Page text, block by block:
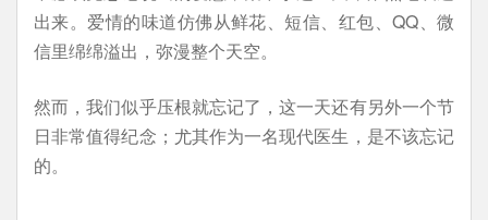
出来。爱情的味道仿佛从鲜花、短信、红包、QQ、微
信里绵绵溢出，弥漫整个天空。
然而，我们似乎压根就忘记了，这一天还有另外一个节
日非常值得纪念；尤其作为一名现代医生，是不该忘记
的。